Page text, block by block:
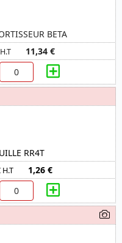
BETA
11,34 €
RR4T
H.T 1,26 €